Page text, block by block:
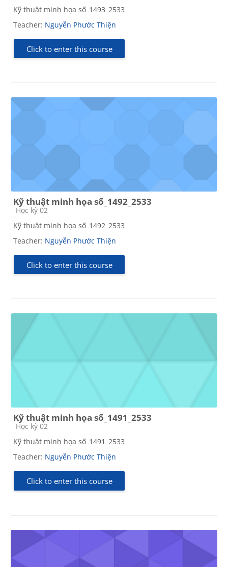
Kỹ thuật minh họa số_1493_2533
Teacher: Nguyễn Phước Thiện
Click to enter this course
Kỹ thuật minh họa số_1492_2533
Course category
Học kỳ 02
Kỹ thuật minh họa số_1492_2533
Teacher: Nguyễn Phước Thiện
Click to enter this course
Kỹ thuật minh họa số_1491_2533
Course category
Học kỳ 02
Kỹ thuật minh họa số_1491_2533
Teacher: Nguyễn Phước Thiện
Click to enter this course